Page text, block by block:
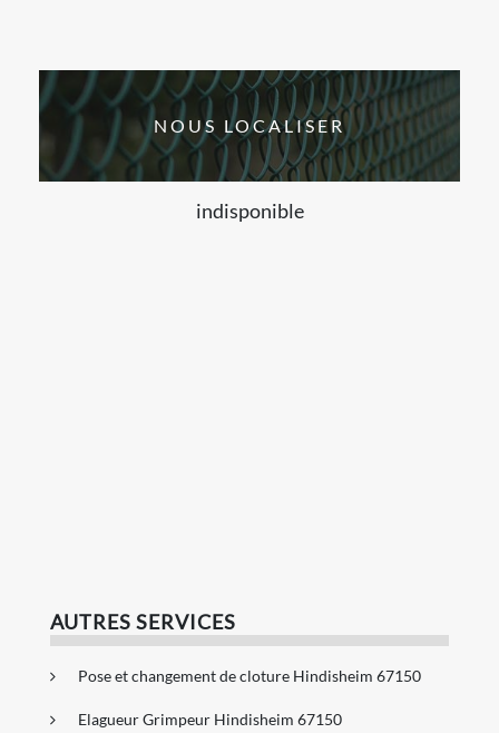
NOUS LOCALISER
indisponible
AUTRES SERVICES
Pose et changement de cloture Hindisheim 67150
Elagueur Grimpeur Hindisheim 67150